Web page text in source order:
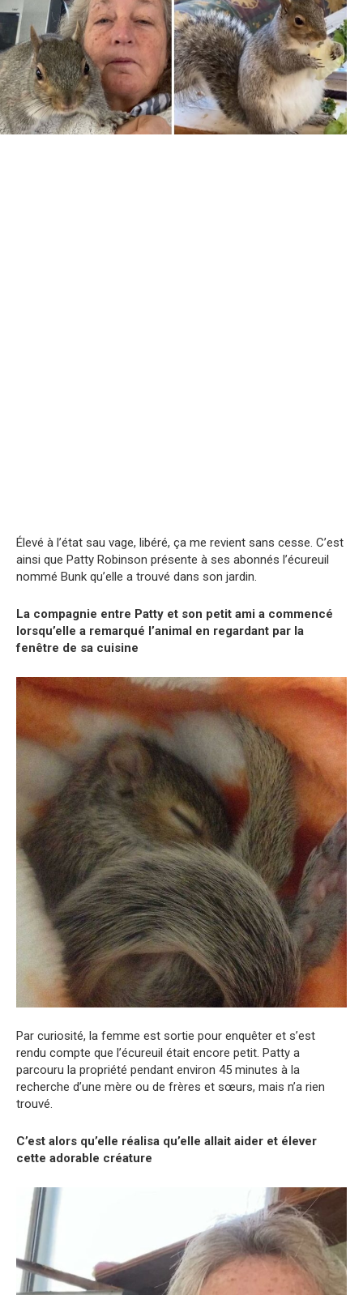
Élevé à l’état sau vage, libéré, ça me revient sans cesse. C’est
ainsi que Patty Robinson présente à ses abonnés l’écureuil
nommé Bunk qu’elle a trouvé dans son jardin.
La compagnie entre Patty et son petit ami a commencé
lorsqu’elle a remarqué l’animal en regardant par la
fenêtre de sa cuisine
Par curiosité, la femme est sortie pour enquêter et s’est
rendu compte que l’écureuil était encore petit. Patty a
parcouru la propriété pendant environ 45 minutes à la
recherche d’une mère ou de frères et sœurs, mais n’a rien
trouvé.
C’est alors qu’elle réalisa qu’elle allait aider et élever
cette adorable créature